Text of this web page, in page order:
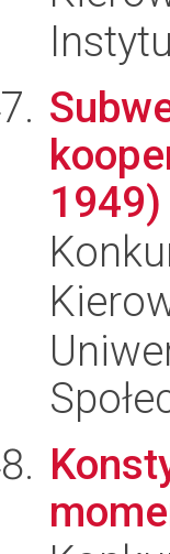
1949)